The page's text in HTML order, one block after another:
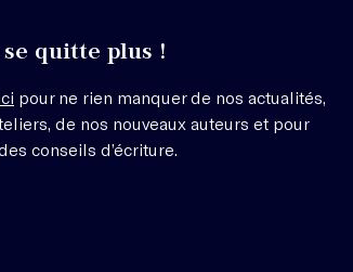
quitte plus !
pour ne rien manquer de nos actualités,
de nos nouveaux auteurs et pour
conseils d’écriture.